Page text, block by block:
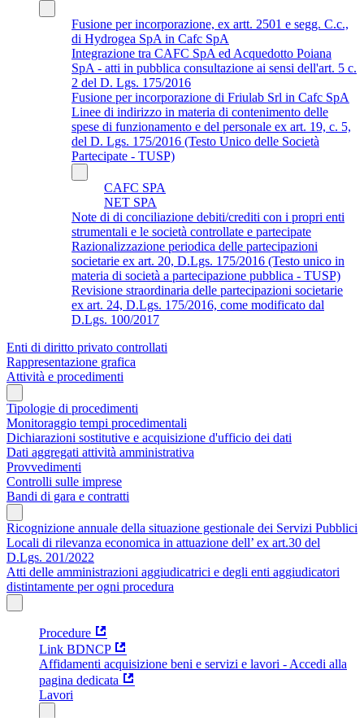
Fusione per incorporazione, ex artt. 2501 e segg. C.c.,
di Hydrogea SpA in Cafc SpA
Integrazione tra CAFC SpA ed Acquedotto Poiana
SpA - atti in pubblica consultazione ai sensi dell'art. 5 c.
2 del D. Lgs. 175/2016
Fusione per incorporazione di Friulab Srl in Cafc SpA
Linee di indirizzo in materia di contenimento delle
spese di funzionamento e del personale ex art. 19, c. 5,
del D. Lgs. 175/2016 (Testo Unico delle Società
Partecipate - TUSP)
CAFC SPA
NET SPA
Note di di conciliazione debiti/crediti con i propri enti
strumentali e le società controllate e partecipate
Razionalizzazione periodica delle partecipazioni
societarie ex art. 20, D.Lgs. 175/2016 (Testo unico in
materia di società a partecipazione pubblica - TUSP)
Revisione straordinaria delle partecipazioni societarie
ex art. 24, D.Lgs. 175/2016, come modificato dal
D.Lgs. 100/2017
Enti di diritto privato controllati
Rappresentazione grafica
Attività e procedimenti
Tipologie di procedimenti
Monitoraggio tempi procedimentali
Dichiarazioni sostitutive e acquisizione d'ufficio dei dati
Dati aggregati attività amministrativa
Provvedimenti
Controlli sulle imprese
Bandi di gara e contratti
Ricognizione annuale della situazione gestionale dei Servizi Pubblici
Locali di rilevanza economica in attuazione dell’ ex art.30 del
D.Lgs. 201/2022
Atti delle amministrazioni aggiudicatrici e degli enti aggiudicatori
distintamente per ogni procedura
Procedure
Link BDNCP
Affidamenti acquisizione beni e servizi e lavori - Accedi alla
pagina dedicata
Lavori